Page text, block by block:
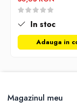
Conservarea si
Ghiduri de calatorie,
Ghiduri de calatorie
Casa, gradina
In stoc
Adauga in
Magazinul meu